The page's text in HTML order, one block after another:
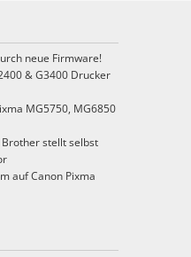
neue Firmware!
& G3400 Drucker
MG5750, MG6850
stellt selbst
auf Canon Pixma